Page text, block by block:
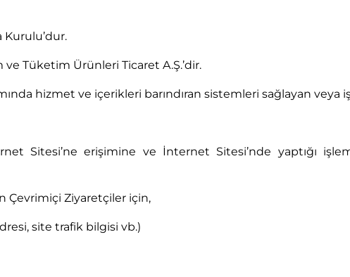
ve Tüketim Ürünleri Ticaret A.Ş.’dir.
hizmet ve içerikleri barındıran sistemleri sağlayan veya
Sitesi’ne erişimine ve İnternet Sitesi’nde yaptığı
Çevrimiçi Ziyaretçiler için,
site trafik bilgisi vb.)